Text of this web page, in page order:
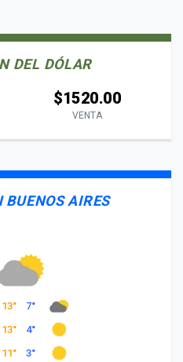
DEL DÓLAR
$1520.00
VENTA
BUENOS AIRES